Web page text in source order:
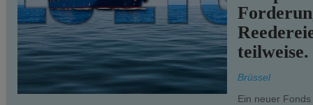
teilweise.
Brüssel
Ein neuer